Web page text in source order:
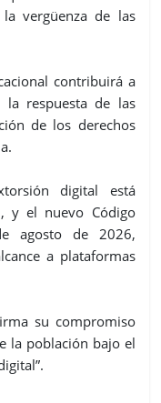
vergüenza de las
contribuirá a
la respuesta de las
de los derechos
digital está
y el nuevo Código
agosto de 2026,
a plataformas
su compromiso
la población bajo el